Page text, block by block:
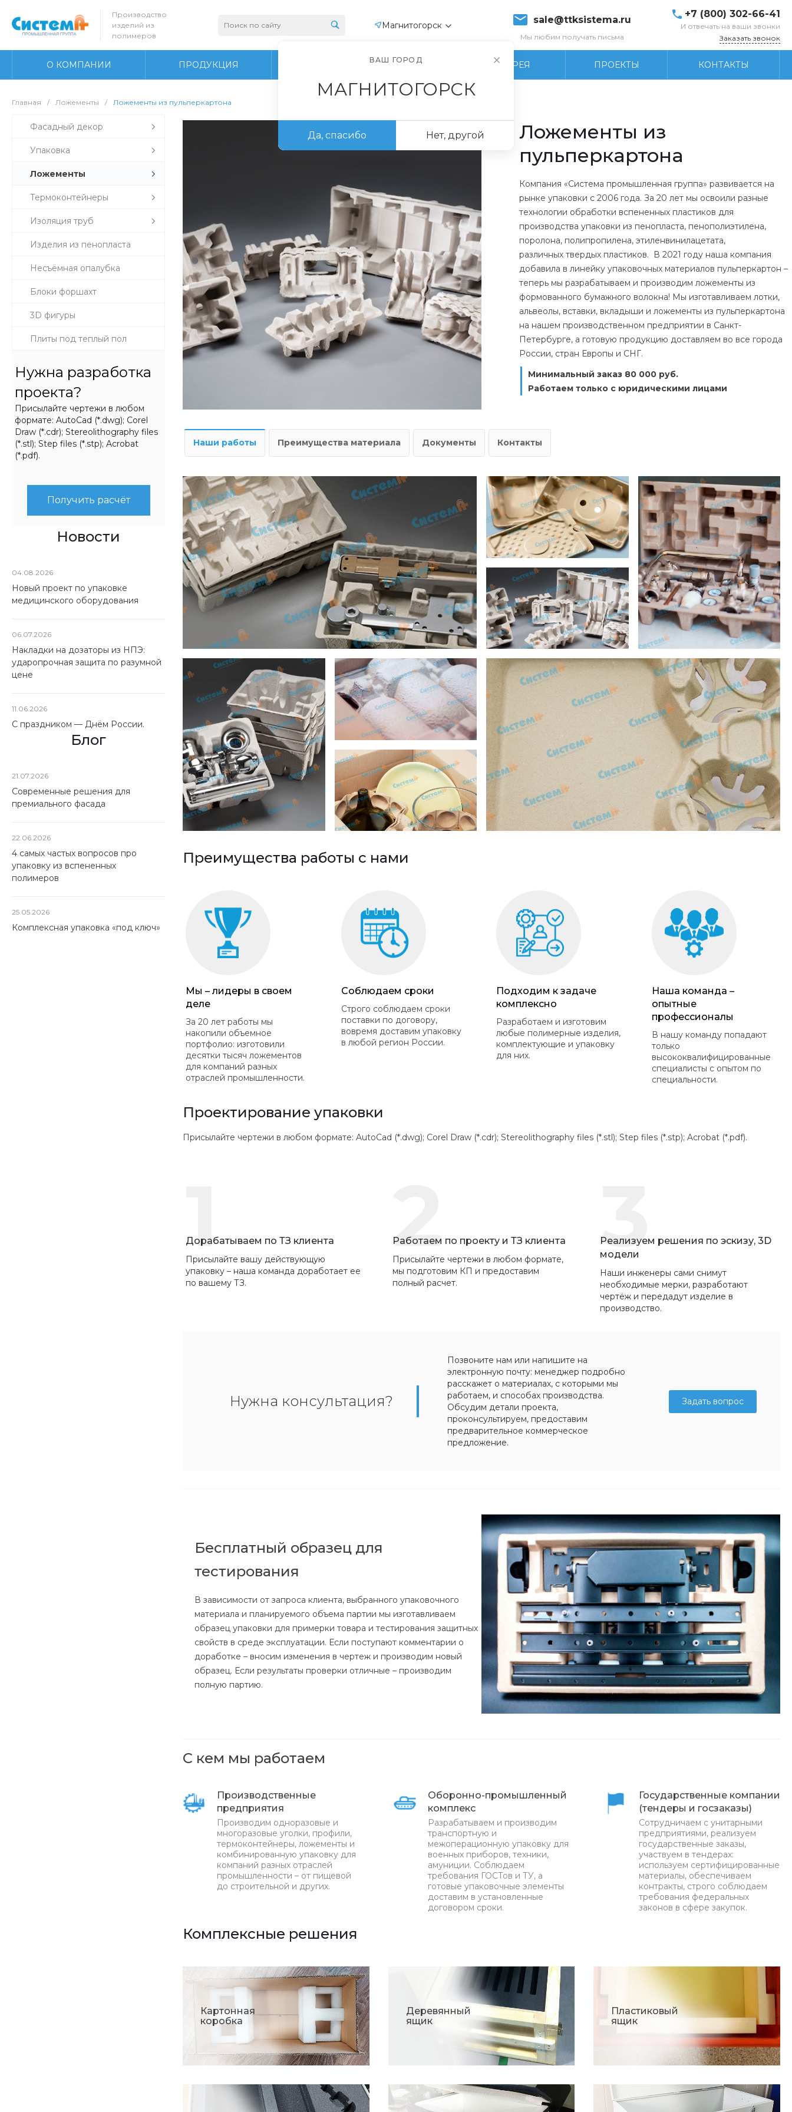
Производство
изделий из
полимеров
Магнитогорск sale@ttksistema.ru
Мы любим получать письма
+7 (800) 302-66-41
И отвечать на ваши звонки
Заказать звонок
О КОМПАНИИ ПРОДУКЦИЯ ПРОИЗВОДСТВО ФОТОГАЛЕРЕЯ ПРОЕКТЫ КОНТАКТЫ
Главная / Ложементы / Ложементы из пульперкартона
Фасадный декор
Упаковка
Ложементы
Термоконтейнеры
Изоляция труб
Изделия из пенопласта
Несъёмная опалубка
Блоки форшахт
3D фигуры
Плиты под теплый пол
Нужна разработка
проекта?
Присылайте чертежи в любом
формате: AutoCad (*.dwg); Corel
Draw (*.cdr); Stereolithography files
(*.stl); Step files (*.stp); Acrobat
(*.pdf).
Получить расчёт
Новости
04.08.2026
Новый проект по упаковке
медицинского оборудования
06.07.2026
Накладки на дозаторы из НПЭ:
ударопрочная защита по разумной
цене
11.06.2026
С праздником — Днём России.
Блог
21.07.2026
Современные решения для
премиального фасада
22.06.2026
4 самых частых вопросов про
упаковку из вспененных
полимеров
25.05.2026
Комплексная упаковка «под ключ»
Ложементы из
пульперкартона
Компания «Система промышленная группа» развивается на
рынке упаковки с 2006 года. За 20 лет мы освоили разные
технологии обработки вспененных пластиков для
производства упаковки из пенопласта, пенополиэтилена,
поролона, полипропилена, этиленвинилацетата,
различных твердых пластиков. В 2021 году наша компания
добавила в линейку упаковочных материалов пульперкартон –
теперь мы разрабатываем и производим ложементы из
формованного бумажного волокна! Мы изготавливаем лотки,
альвеолы, вставки, вкладыши и ложементы из пульперкартона
на нашем производственном предприятии в Санкт-
Петербурге, а готовую продукцию доставляем во все города
России, стран Европы и СНГ.
Минимальный заказ 80 000 руб.
Работаем только с юридическими лицами
Наши работы Преимущества материала Документы Контакты
Преимущества работы с нами
Мы – лидеры в своем
деле
За 20 лет работы мы
накопили объемное
портфолио: изготовили
десятки тысяч ложементов
для компаний разных
отраслей промышленности.
Соблюдаем сроки
Строго соблюдаем сроки
поставки по договору,
вовремя доставим упаковку
в любой регион России.
Подходим к задаче
комплексно
Разработаем и изготовим
любые полимерные изделия,
комплектующие и упаковку
для них.
Наша команда –
опытные
профессионалы
В нашу команду попадают
только
высококвалифицированные
специалисты с опытом по
специальности.
Проектирование упаковки
Присылайте чертежи в любом формате: AutoCad (*.dwg); Corel Draw (*.cdr); Stereolithography files (*.stl); Step files (*.stp); Acrobat (*.pdf).
1
Дорабатываем по ТЗ клиента
Присылайте вашу действующую
упаковку – наша команда доработает ее
по вашему ТЗ.
2
Работаем по проекту и ТЗ клиента
Присылайте чертежи в любом формате,
мы подготовим КП и предоставим
полный расчет.
3
Реализуем решения по эскизу, 3D
модели
Наши инженеры сами снимут
необходимые мерки, разработают
чертёж и передадут изделие в
производство.
Нужна консультация?
Позвоните нам или напишите на
электронную почту: менеджер подробно
расскажет о материалах, с которыми мы
работаем, и способах производства.
Обсудим детали проекта,
проконсультируем, предоставим
предварительное коммерческое
предложение.
Задать вопрос
Бесплатный образец для
тестирования
В зависимости от запроса клиента, выбранного упаковочного
материала и планируемого объема партии мы изготавливаем
образец упаковки для примерки товара и тестирования защитных
свойств в среде эксплуатации. Если поступают комментарии о
доработке – вносим изменения в чертеж и производим новый
образец. Если результаты проверки отличные – производим
полную партию.
С кем мы работаем
Производственные
предприятия
Производим одноразовые и
многоразовые уголки, профили,
термоконтейнеры, ложементы и
комбинированную упаковку для
компаний разных отраслей
промышленности – от пищевой
до строительной и других.
Оборонно-промышленный
комплекс
Разрабатываем и производим
транспортную и
межоперационную упаковку для
военных приборов, техники,
амуниции. Соблюдаем
требования ГОСТов и ТУ, а
готовые упаковочные элементы
доставим в установленные
договором сроки.
Государственные компании
(тендеры и госзаказы)
Сотрудничаем с унитарными
предприятиями, реализуем
государственные заказы,
участвуем в тендерах:
используем сертифицированные
материалы, обеспечиваем
контракты, строго соблюдаем
требования федеральных
законов в сфере закупок.
Комплексные решения
Картонная
коробка
Деревянный
ящик
Пластиковый
ящик
ВАШ ГОРОД
МАГНИТОГОРСК
Да, спасибо Нет, другой